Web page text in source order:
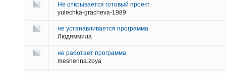
Не открывается готовый проект
yulechka-gracheva-1989
не устанавливается программа
Людяммила
не работает программа
mesherina.zoya